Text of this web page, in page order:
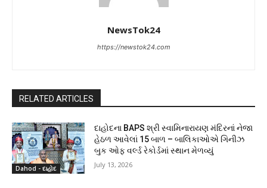
NewsTok24
https://newstok24.com
RELATED ARTICLES
Dahod - દાહોદ
દાહોદના BAPS શ્રી સ્વામિનારાયણ મંદિરનાં નેજા
હેઠળ આવેલાં 15 બાળ – બાલિકાઓએ ગિનીઝ
બુક ઓફ વર્લ્ડ રેકોર્ડમાં સ્થાન મેળવ્યું
July 13, 2026